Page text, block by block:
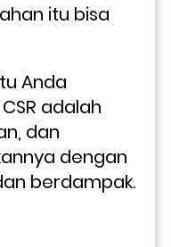
itu bisa
Anda
adalah
dan
dengan